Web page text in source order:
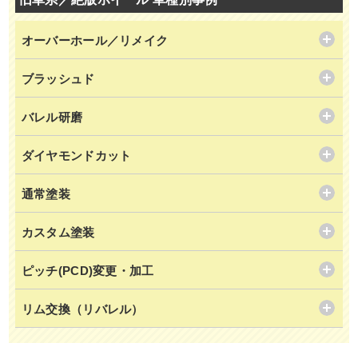
オーバーホール／リメイク
ブラッシュド
バレル研磨
ダイヤモンドカット
通常塗装
カスタム塗装
ピッチ(PCD)変更・加工
リム交換（リバレル）